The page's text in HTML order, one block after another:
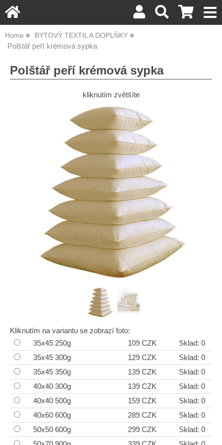
Home BYTOVÝ TEXTIL A DOPLŇKY
Polštář peří krémová sypka
Polštář peří krémová sypka
kliknutím zvětšíte
Kliknutím na variantu se zobrazí foto:
35x45 250g
109 CZK
Sklad: 0
35x45 300g
129 CZK
Sklad: 0
35x45 350g
139 CZK
Sklad: 0
40x40 300g
139 CZK
Sklad: 0
40x40 500g
159 CZK
Sklad: 0
40x60 600g
289 CZK
Sklad: 0
50x50 600g
299 CZK
Sklad: 0